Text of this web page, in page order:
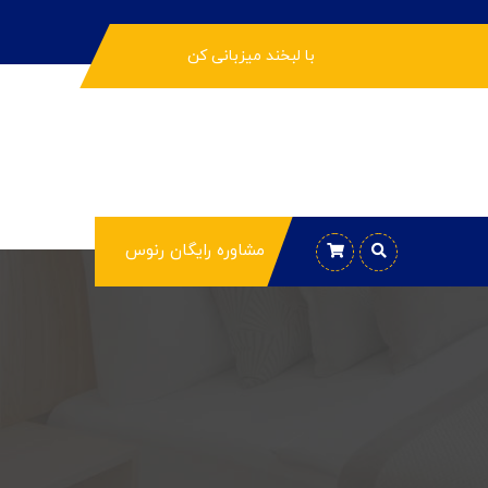
با لبخند میزبانی کن
مشاوره رایگان رنوس